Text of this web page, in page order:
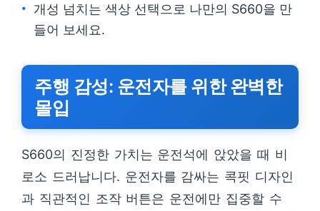
개성 넘치는 색상 선택으로 나만의 S660을 만
들어 보세요.
주행 감성: 운전자를 위한 완벽한
몰입
S660의 진정한 가치는 운전석에 앉았을 때 비
로소 드러납니다. 운전자를 감싸는 콕핏 디자인
과 직관적인 조작 버튼은 운전에만 집중할 수